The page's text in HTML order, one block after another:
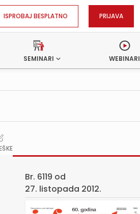
ISPROBAJ BESPLATNO PRIJAVA
SEMINARI WEBINARI
Br. 6119 od
27. listopada 2012.